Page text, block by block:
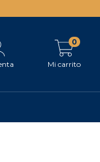
Mi carrito
0